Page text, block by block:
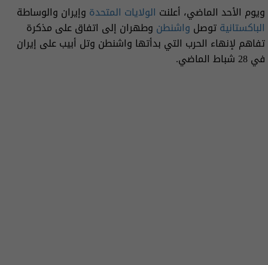
ويوم الأحد الماضي، أعلنت الولايات المتحدة وإيران والوساطة
الباكستانيةتوصل واشنطن وطهران إلى اتفاق على مذكرة
تفاهم لإنهاء الحرب التي بدأتها واشنطن وتل أبيب على إيران
في 28 شباط الماضي.